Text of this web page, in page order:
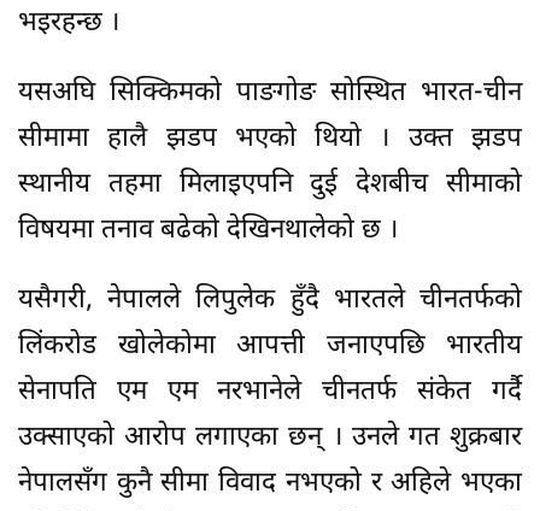
भइरहन्छ ।
यसअघि सिक्किमको पाङगोङ सोस्थित भारत-चीन
सीमामा हालै झडप भएको थियो । उक्त झडप
स्थानीय तहमा मिलाइएपनि दुई देशबीच सीमाको
विषयमा तनाव बढेको देखिनथालेको छ ।
यसैगरी, नेपालले लिपुलेक हुँदै भारतले चीनतर्फको
लिंकरोड खोलेकोमा आपत्ती जनाएपछि भारतीय
सेनापति एम एम नरभानेले चीनतर्फ संकेत गर्दै
उक्साएको आरोप लगाएका छन् । उनले गत शुक्रबार
नेपालसँग कुनै सीमा विवाद नभएको र अहिले भएका